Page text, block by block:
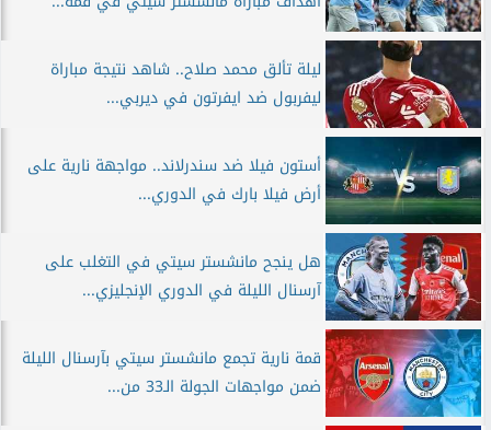
ليلة تألق محمد صلاح.. شاهد نتيجة مباراة
ليفربول ضد ايفرتون في ديربي...
أستون فيلا ضد سندرلاند.. مواجهة نارية على
أرض فيلا بارك في الدوري...
هل ينجح مانشستر سيتي في التغلب على
آرسنال الليلة في الدوري الإنجليزي...
قمة نارية تجمع مانشستر سيتي بآرسنال الليلة
ضمن مواجهات الجولة الـ33 من...